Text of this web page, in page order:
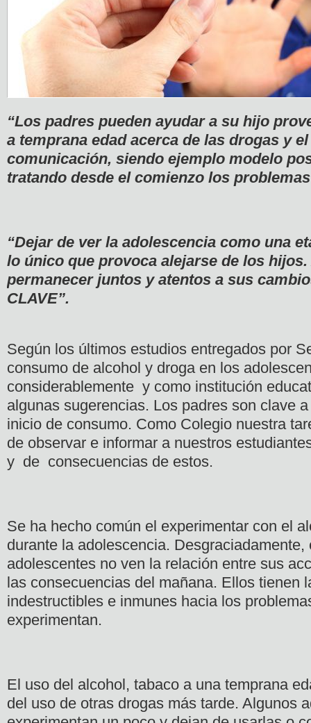
“Los padres pueden ayudar a su hijo
a temprana edad acerca de las drogas y
comunicación, siendo ejemplo modelo
tratando desde el comienzo los
“Dejar de ver la adolescencia como una
lo único que provoca alejarse de los
permanecer juntos y atentos a sus
CLAVE”.
Según los últimos estudios entregados por
consumo de alcohol y droga en los
considerablemente y como institución
algunas sugerencias. Los padres son clave
inicio de consumo. Como Colegio nuestra
de observar e informar a nuestros
y de consecuencias de estos.
Se ha hecho común el experimentar con el
durante la adolescencia. Desgraciadamente,
adolescentes no ven la relación entre sus
las consecuencias del mañana. Ellos tienen
indestructibles e inmunes hacia los
experimentan.
El uso del alcohol, tabaco a una temprana
del uso de otras drogas más tarde. Algunos